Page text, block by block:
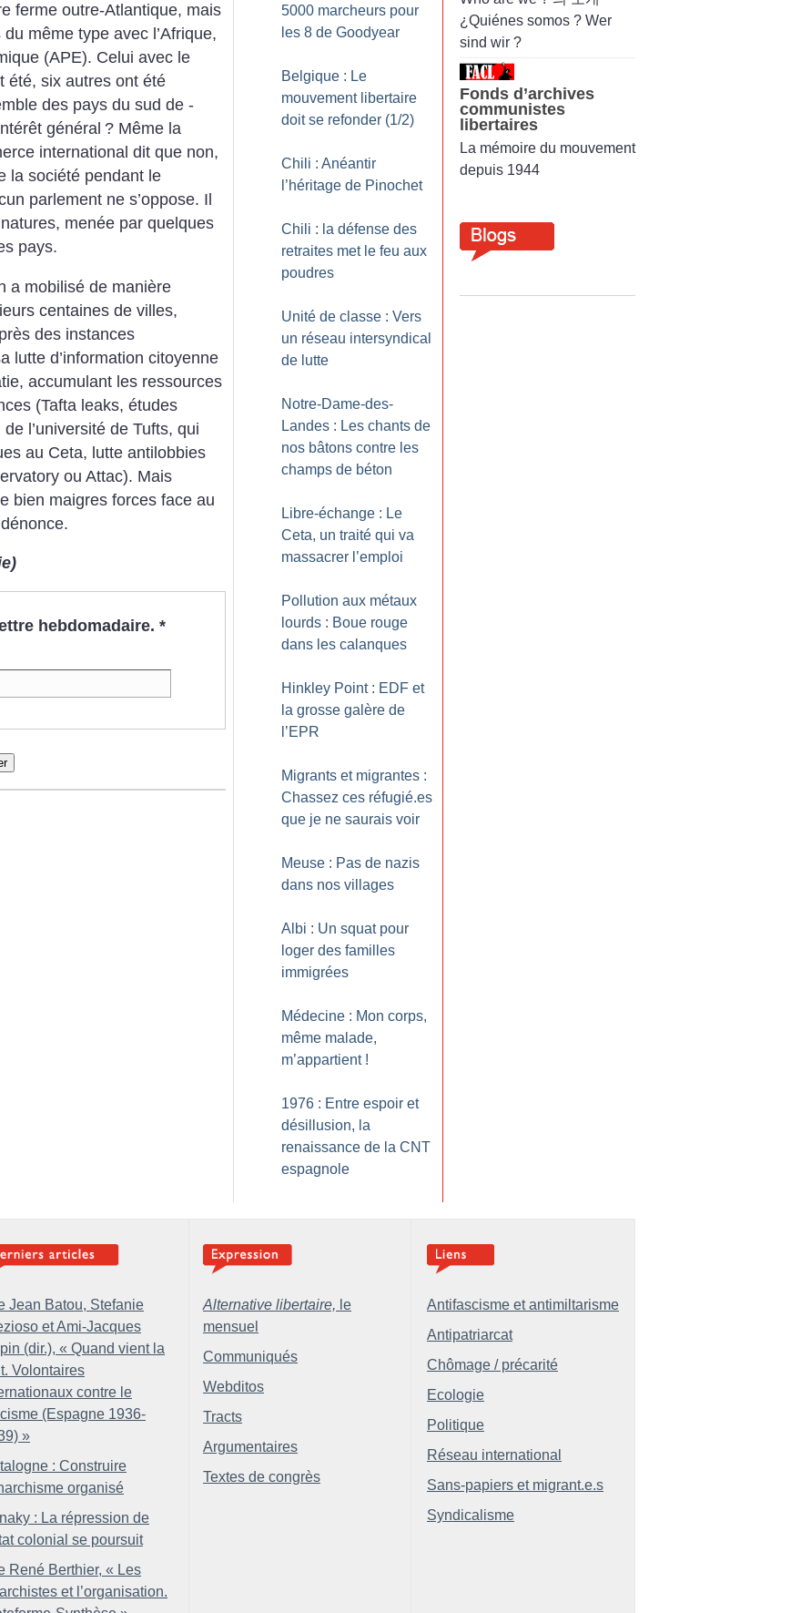
ferme outre-Atlantique, mais
même type avec l’Afrique,
(APE). Celui avec le
été, six autres ont été
des pays du sud de
général ? Même la
international dit que non,
la société pendant le
parlement ne s’oppose. Il
menée par quelques
pays.
a mobilisé de manière
centaines de villes,
des instances
lutte d’information citoyenne
accumulant les ressources
(Tafta leaks, études
l’université de Tufts, qui
au Ceta, lutte antilobbies
ou Attac). Mais
bien maigres forces face au
hebdomadaire. *
5000 marcheurs pour
les 8 de Goodyear
Belgique : Le
mouvement libertaire
doit se refonder (1/2)
Chili : Anéantir
l’héritage de Pinochet
Chili : la défense des
retraites met le feu aux
poudres
Unité de classe : Vers
un réseau intersyndical
de lutte
Notre-Dame-des-
Landes : Les chants de
nos bâtons contre les
champs de béton
Libre-échange : Le
Ceta, un traité qui va
massacrer l’emploi
Pollution aux métaux
lourds : Boue rouge
dans les calanques
Hinkley Point : EDF et
la grosse galère de
l’EPR
Migrants et migrantes :
Chassez ces réfugié.es
que je ne saurais voir
Meuse : Pas de nazis
dans nos villages
Albi : Un squat pour
loger des familles
immigrées
Médecine : Mon corps,
même malade,
m’appartient !
1976 : Entre espoir et
désillusion, la
renaissance de la CNT
espagnole
¿Quiénes somos ? Wer
sind wir ?
Fonds d’archives
communistes
libertaires
La mémoire du mouvement
depuis 1944
Jean Batou, Stefanie
et Ami-Jacques
(dir.), « Quand vient la
Volontaires
contre le
(Espagne 1936-
»
: Construire
organisé
: La répression de
colonial se poursuit
René Berthier, « Les
et l’organisation.
Alternative libertaire, le
mensuel
Communiqués
Webditos
Tracts
Argumentaires
Textes de congrès
Antifascisme et antimiltarisme
Antipatriarcat
Chômage / précarité
Ecologie
Politique
Réseau international
Sans-papiers et migrant.e.s
Syndicalisme